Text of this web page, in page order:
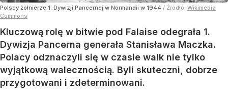
Polscy żołnierze 1. Dywizji Pancernej w Normandii w 1944 / Źródło: Wikimedia
Commons
Kluczową rolę w bitwie pod Falaise odegrała 1.
Dywizja Pancerna generała Stanisława Maczka.
Polacy odznaczyli się w czasie walk nie tylko
wyjątkową walecznością. Byli skuteczni, dobrze
przygotowani i zdeterminowani.